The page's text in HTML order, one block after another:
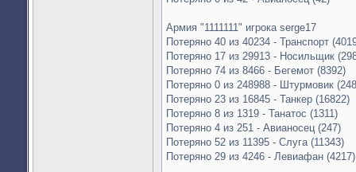
Армия "1111111" игрока serge17
Потеряно 40 из 40234 - Транспорт
Потеряно 17 из 29913 - Носильщик
Потеряно 74 из 8466 - Бегемот (8392)
Потеряно 0 из 248988 - Штурмовик
Потеряно 23 из 16845 - Танкер (16822)
Потеряно 8 из 1319 - Танатос (1311)
Потеряно 4 из 251 - Авианосец (247)
Потеряно 52 из 11395 - Слуга (11343)
Потеряно 29 из 4246 - Левиафан (4217)